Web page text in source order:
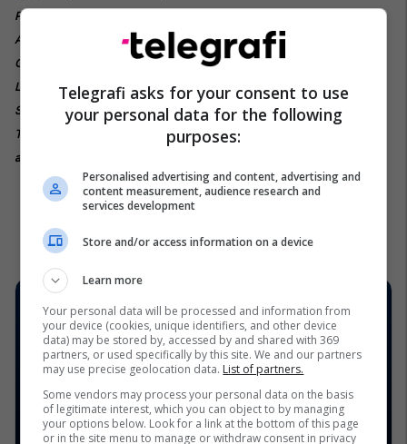
Parts of Europe, viz. Hungaria, Servia, Bulgaria, Macedonia, Thessaly,
Austria, Styria, Carinthia, Carniola and Friuli, through a Great Part of
Germany and the Low Countries, through Marca Trevisana, and
Lombardy on Both Side the Po, with Some Observations on the Gold,
Silver, Copper, Quick-silver Mines, and the Baths and Mineral Waters in
Those Parts. The Description of Many Antiquities, Habits, Fortifications
and Remarkable Places
Telegrafi asks for your consent to use
your personal data for the following
purposes:
Personalised advertising and content, advertising and
content measurement, audience research and
services development
Store and/or access information on a device
Learn more
Your personal data will be processed and information from
your device (cookies, unique identifiers, and other device
data) may be stored by, accessed by and shared with 369
partners, or used specifically by this site. We and our partners
may use precise geolocation data. List of partners.
Some vendors may process your personal data on the basis
of legitimate interest, which you can object to by managing
your options below. Look for a link at the bottom of this page
or in the site menu to manage or withdraw consent in privacy